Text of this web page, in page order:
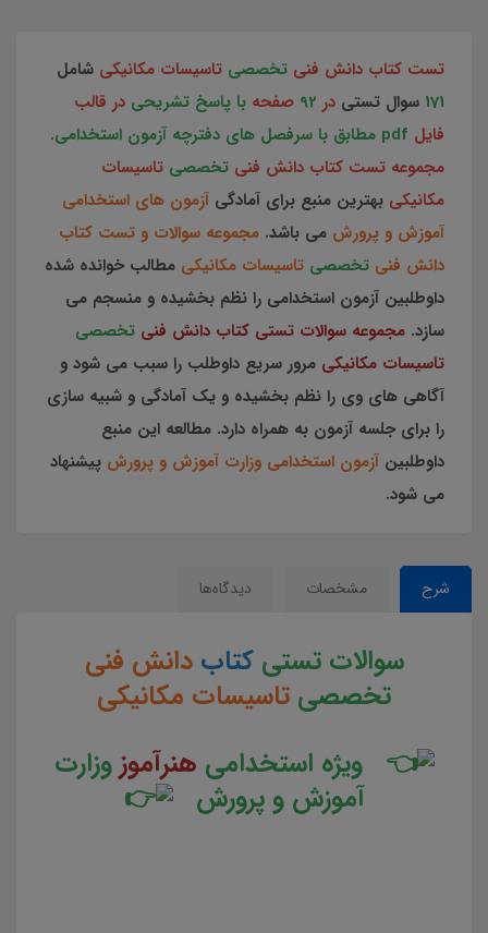
تست کتاب دانش فنی تخصصی تاسیسات مکانیکی شامل
171 سوال تستی در 92 صفحه با پاسخ تشریحی در قالب
فایل pdf مطابق با سرفصل های دفترچه آزمون استخدامی
.
مجموعه تست کتاب دانش فنی تخصصی تاسیسات
مکانیکی بهترین منبع برای آمادگی آزمون های استخدامی
آموزش و پرورش می باشد. مجموعه سوالات و تست کتاب
دانش فنی تخصصی تاسیسات مکانیکی مطالب خوانده شده
داوطلبین آزمون استخدامی را نظم بخشیده و منسجم می
سازد. مجموعه سوالات تستی کتاب دانش فنی تخصصی
تاسیسات مکانیکی مرور سریع داوطلب را سبب می شود و
آگاهی های وی را نظم بخشیده و یک آمادگی و شبیه سازی
را برای جلسه آزمون به همراه دارد. مطالعه این منبع
داوطلبین آزمون استخدامی وزارت آموزش و پرورش پیشنهاد
می شود.
شرح مشخصات دیدگاه‌ها
سوالات تستی کتابدانش فنی
تخصصی تاسیسات مکانیکی
ویژه استخدامی هنرآموزوزارت
آموزش و پرورش